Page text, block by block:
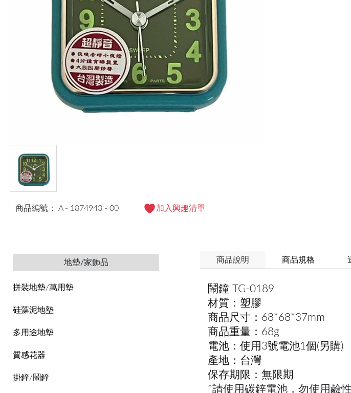
商品編號： A - 1874943 - 00 加入興趣清單
地墊/家飾品
拼裝地墊/萬用墊
硅藻泥地墊
多用途地墊
質感花器
掛鐘/鬧鐘
商品說明 商品規格
鬧鐘 TG-0189
材質：塑膠
商品尺寸：68*68*37mm
商品重量：68g
電池：使用3號電池1個(另購)
產地：台灣
保存期限：無限期
*請使用碳鋅電池，勿使用鹼